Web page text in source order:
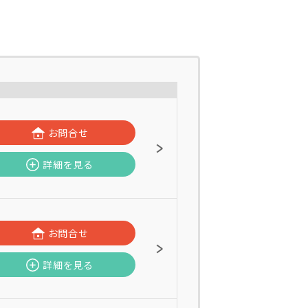
お問合せ
詳細を見る
お問合せ
詳細を見る